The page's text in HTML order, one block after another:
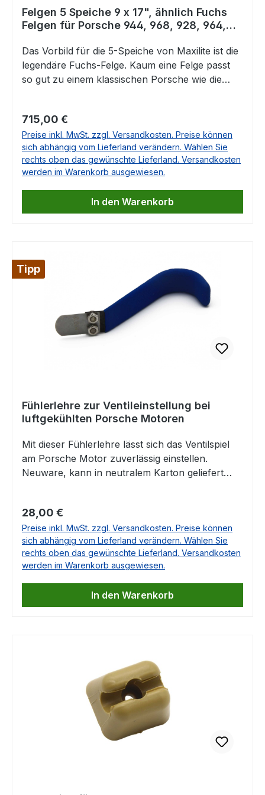
Felgen 5 Speiche 9 x 17", ähnlich Fuchs
Felgen für Porsche 944, 968, 928, 964,
Das Vorbild für die 5-Speiche von Maxilite ist die
legendäre Fuchs-Felge. Kaum eine Felge passt
so gut zu einem klassischen Porsche wie die
genommen und eine ähnliche Felge entwickelt,
die sowohl optisch, als auch qualitativ nahe ans
Original kommt.Preis und Qualität stimmen
perfekt überein und bilden eine wirklich
attraktive Alternative zum Original. Enthalten ist
jeweils das entsprechende Gutachten. Die
Lieferung erfolgt OHNE Nabendeckel und ohne
originalen Mittenkappen und Schrauben passen
und können direkt eingesetzt werden. Diese
Felgen passen u.a. für folgende Fahrzeuge:
Porsche 944 1987-Porsche 944S Porsche
944S2Porsche968Porsche 928Porsche
964Porsche 993Porsche 996Porsche Boxster
Regulärer Preis:
715,00 €
Preise inkl. MwSt. zzgl. Versandkosten. Preise können
sich abhängig vom Lieferland verändern. Wählen Sie
rechts oben das gewünschte Lieferland. Versandkosten
werden im Warenkorb ausgewiesen.
In den Warenkorb
Tipp
Fühlerlehre zur Ventileinstellung bei
luftgekühlten Porsche Motoren
Mit dieser Fühlerlehre lässt sich das Ventilspiel
am Porsche Motor zuverlässig einstellen.
Neuware, kann in neutralem Karton geliefert
Regulärer Preis:
28,00 €
Preise inkl. MwSt. zzgl. Versandkosten. Preise können
sich abhängig vom Lieferland verändern. Wählen Sie
rechts oben das gewünschte Lieferland. Versandkosten
werden im Warenkorb ausgewiesen.
In den Warenkorb